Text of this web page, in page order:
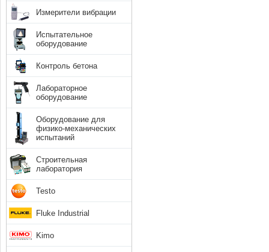
Измерители вибрации
Испытательное
оборудование
Контроль бетона
Лабораторное
оборудование
Оборудование для
физико-механических
испытаний
Строительная
лаборатория
Testo
Fluke Industrial
Kimo